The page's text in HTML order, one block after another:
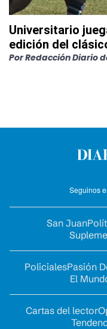
Universitario
edición del
PorRedacción Diario
Seguinos
San Juan
PolicialesPasión
El
Cartas del lector